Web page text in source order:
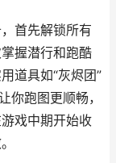
首先解锁所有
握潜行和跑酷
道具如“灰烬团”
你跑图更顺畅，
戏中期开始收